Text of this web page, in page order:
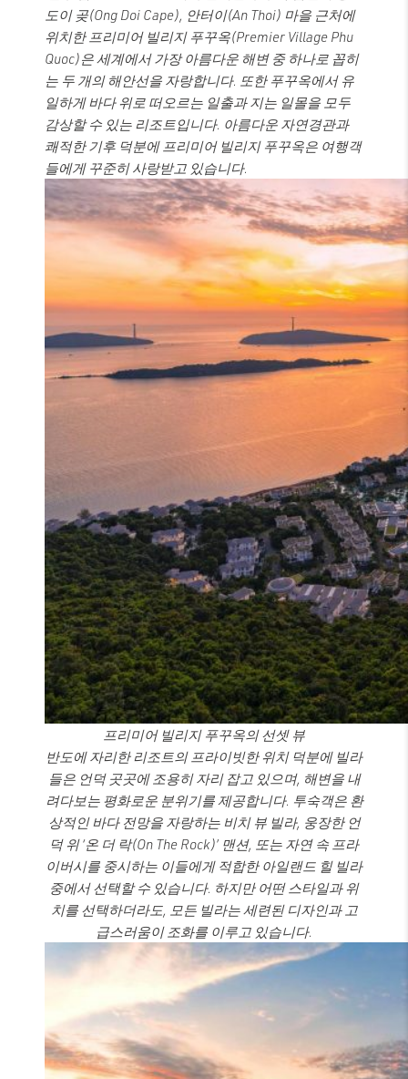
도이 곶(Ong Doi Cape), 안터이(An Thoi) 마을 근처에
위치한 프리미어 빌리지 푸꾸옥(Premier Village Phu
Quoc)은 세계에서 가장 아름다운 해변 중 하나로 꼽히
는 두 개의 해안선을 자랑합니다. 또한 푸꾸옥에서 유
일하게 바다 위로 떠오르는 일출과 지는 일몰을 모두
감상할 수 있는 리조트입니다. 아름다운 자연경관과
쾌적한 기후 덕분에 프리미어 빌리지 푸꾸옥은 여행객
들에게 꾸준히 사랑받고 있습니다.
프리미어 빌리지 푸꾸옥의 선셋 뷰
반도에 자리한 리조트의 프라이빗한 위치 덕분에 빌라
들은 언덕 곳곳에 조용히 자리 잡고 있으며, 해변을 내
려다보는 평화로운 분위기를 제공합니다. 투숙객은 환
상적인 바다 전망을 자랑하는 비치 뷰 빌라, 웅장한 언
덕 위 ‘온 더 락(On The Rock)’ 맨션, 또는 자연 속 프라
이버시를 중시하는 이들에게 적합한 아일랜드 힐 빌라
중에서 선택할 수 있습니다. 하지만 어떤 스타일과 위
치를 선택하더라도, 모든 빌라는 세련된 디자인과 고
급스러움이 조화를 이루고 있습니다.